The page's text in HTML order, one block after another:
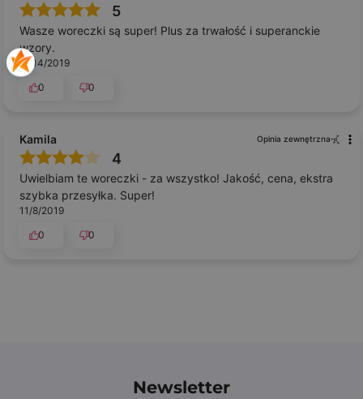
5
Wasze woreczki są super! Plus za trwałość i superanckie
wzory.
11/14/2019
0
0
Kamila Opinia zewnętrzna
4
Uwielbiam te woreczki - za wszystko! Jakość, cena, ekstra
szybka przesyłka. Super!
11/8/2019
0
0
Newsletter